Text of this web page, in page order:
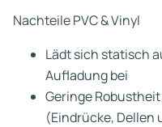
Nachteile PVC & Vinyl
Lädt sich statisch
Aufladung bei
Geringe
(Eindrücke, Dellen